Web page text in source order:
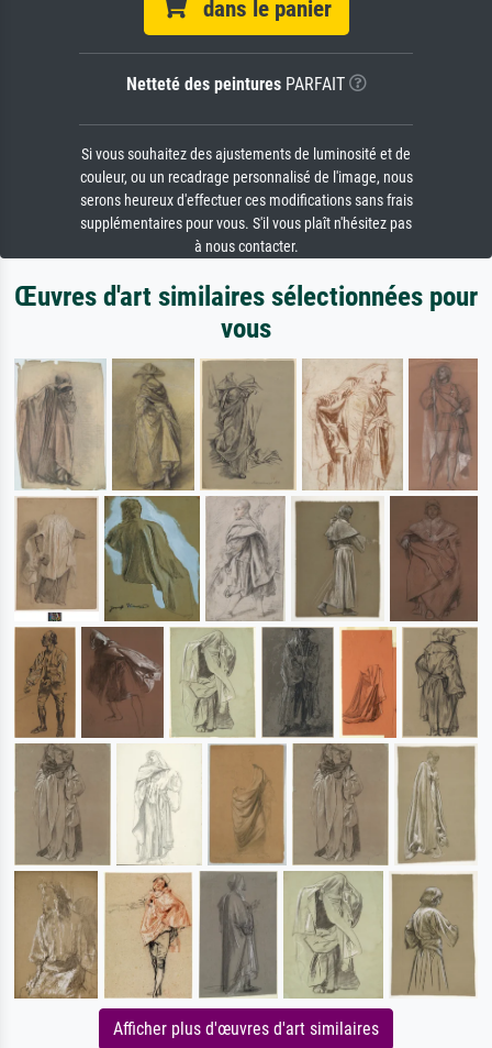
dans le panier
Netteté des peinturesPARFAIT
Si vous souhaitez des ajustements de luminosité et de
couleur, ou un recadrage personnalisé de l'image, nous
serons heureux d'effectuer ces modifications sans frais
supplémentaires pour vous. S'il vous plaît n'hésitez pas
à nous contacter.
Œuvres d'art similaires sélectionnées pour
vous
Afficher plus d'œuvres d'art similaires